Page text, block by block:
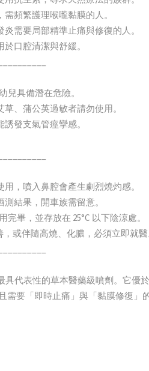
頻繁護理喉嚨黏膜的人。
需要局部精準止痛與修復的人。
口腔清潔與舒緩。
兒具備潛在危險。
、蒲公英過敏者請勿使用。
發支氣管痙攣感。
，噴入鼻腔會產生劇烈燒灼感。
結果，開車族需留意。
完畢，並存放在 25°C 以下陰涼處。
或伴隨高燒、化膿，必須立即就醫
具代表性的草本醫藥級噴劑。它
需要「即時止痛」與「黏膜修復」